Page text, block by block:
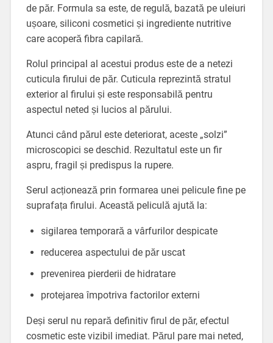
de păr. Formula sa este, de regulă, bazată pe uleiuri
ușoare, siliconi cosmetici și ingrediente nutritive
care acoperă fibra capilară.
Rolul principal al acestui produs este de a netezi
cuticula firului de păr. Cuticula reprezintă stratul
exterior al firului și este responsabilă pentru
aspectul neted și lucios al părului.
Atunci când părul este deteriorat, aceste „solzi”
microscopici se deschid. Rezultatul este un fir
aspru, fragil și predispus la rupere.
Serul acționează prin formarea unei pelicule fine pe
suprafața firului. Această peliculă ajută la:
sigilarea temporară a vârfurilor despicate
reducerea aspectului de păr uscat
prevenirea pierderii de hidratare
protejarea împotriva factorilor externi
Deși serul nu repară definitiv firul de păr, efectul
cosmetic este vizibil imediat. Părul pare mai neted,